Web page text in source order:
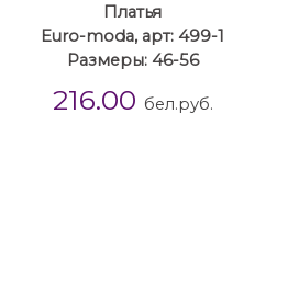
Платья
Euro-moda, арт: 499-1
Размеры: 46-56
216.00 бел.руб.